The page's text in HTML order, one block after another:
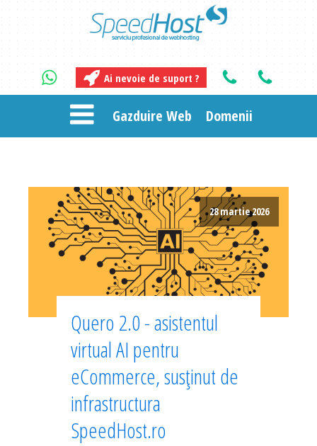
Ai nevoie de suport ?
Gazduire Web Domenii
28 martie 2026
Quero 2.0 - asistentul
virtual AI pentru
eCommerce, susținut de
infrastructura
SpeedHost.ro